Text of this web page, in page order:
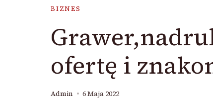
BIZNES
ofertę i
Admin 6 Maja 2022